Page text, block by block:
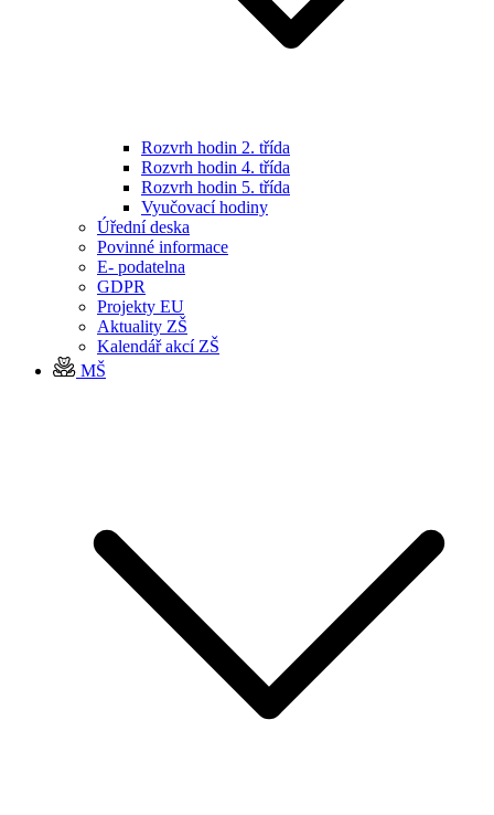
Rozvrh hodin 2. třída
Rozvrh hodin 4. třída
Rozvrh hodin 5. třída
Vyučovací hodiny
Úřední deska
Povinné informace
E- podatelna
GDPR
Projekty EU
Aktuality ZŠ
Kalendář akcí ZŠ
MŠ